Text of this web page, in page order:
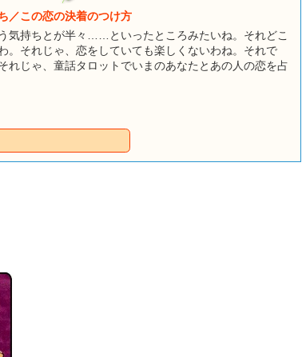
／この恋の決着のつけ方
気持ちとが半々……といったところみたいね。それどこ
。それじゃ、恋をしていても楽しくないわね。それで
れじゃ、童話タロットでいまのあなたとあの人の恋を占